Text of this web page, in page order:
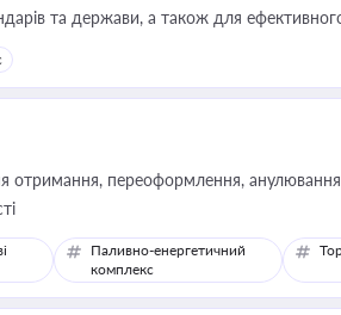
та держави, а також для
отримання, переоформлення, анулювання
Паливно-енергетичний
комплекс